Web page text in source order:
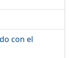
con el